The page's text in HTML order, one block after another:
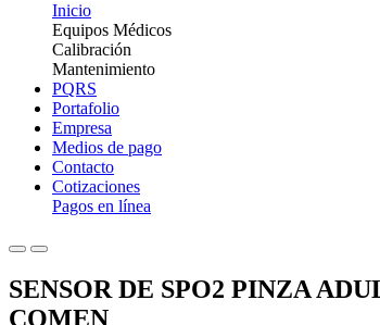
Inicio
Equipos Médicos
Calibración
Mantenimiento
PQRS
Portafolio
Empresa
Medios de pago
Contacto
Cotizaciones
Pagos en línea
SENSOR DE SPO2 PINZA
COMEN